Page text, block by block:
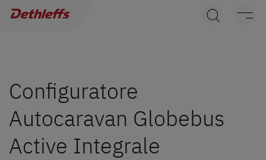
Camper
Camper Van
Accessori originali Dethleffs
Configuratore
Autocaravan Globebus
Active Integrale